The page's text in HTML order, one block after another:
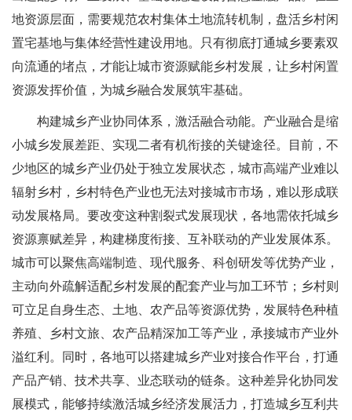
地资源层面，需要规范农村集体土地流转机制，盘活乡村闲
置宅基地与集体经营性建设用地。只有彻底打通城乡要素双
向流通的堵点，才能让城市资源赋能乡村发展，让乡村闲置
资源发挥价值，为城乡融合发展筑牢基础。
构建城乡产业协同体系，激活融合动能。产业融合是缩
小城乡发展差距、实现二者有机衔接的关键途径。目前，不
少地区的城乡产业仍处于独立发展状态，城市高端产业难以
辐射乡村，乡村特色产业也无法对接城市市场，难以形成联
动发展格局。要改变这种割裂式发展现状，各地需依托城乡
资源禀赋差异，构建梯度衔接、互补联动的产业发展体系。
城市可以聚焦高端制造、现代服务、科创研发等优势产业，
主动向外疏解适配乡村发展的配套产业与加工环节；乡村则
可立足自身生态、土地、农产品等资源优势，发展特色种植
养殖、乡村文旅、农产品精深加工等产业，承接城市产业外
溢红利。同时，各地可以搭建城乡产业对接合作平台，打通
产品产销、技术共享、业态联动的链条。这种差异化协同发
展模式，能够持续激活城乡经济发展活力，打造城乡互利共